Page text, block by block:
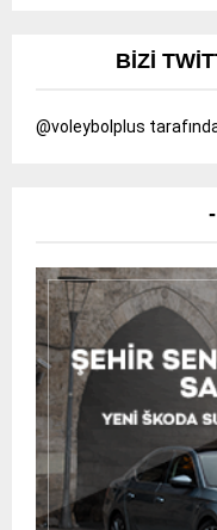
BIZI
@voleybolplus